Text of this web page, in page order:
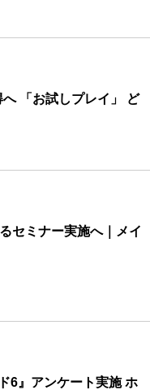
「お試しプレイ」 ど
セミナー実施へ｜メイ
6』アンケート実施 ホ